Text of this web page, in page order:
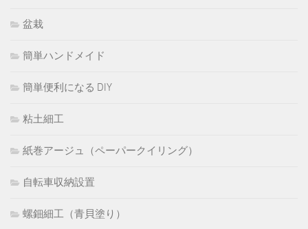
盆栽
簡単ハンドメイド
簡単便利になる DIY
粘土細工
紙巻アージュ（ペーパークイリング）
自転車収納設置
螺鈿細工（青貝塗り）